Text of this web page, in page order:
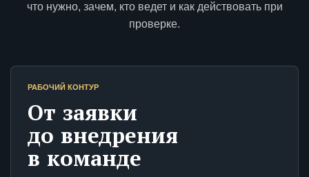
что нужно, зачем, кто ведет и как действовать при
проверке.
РАБОЧИЙ КОНТУР
От заявки
до внедрения
в команде